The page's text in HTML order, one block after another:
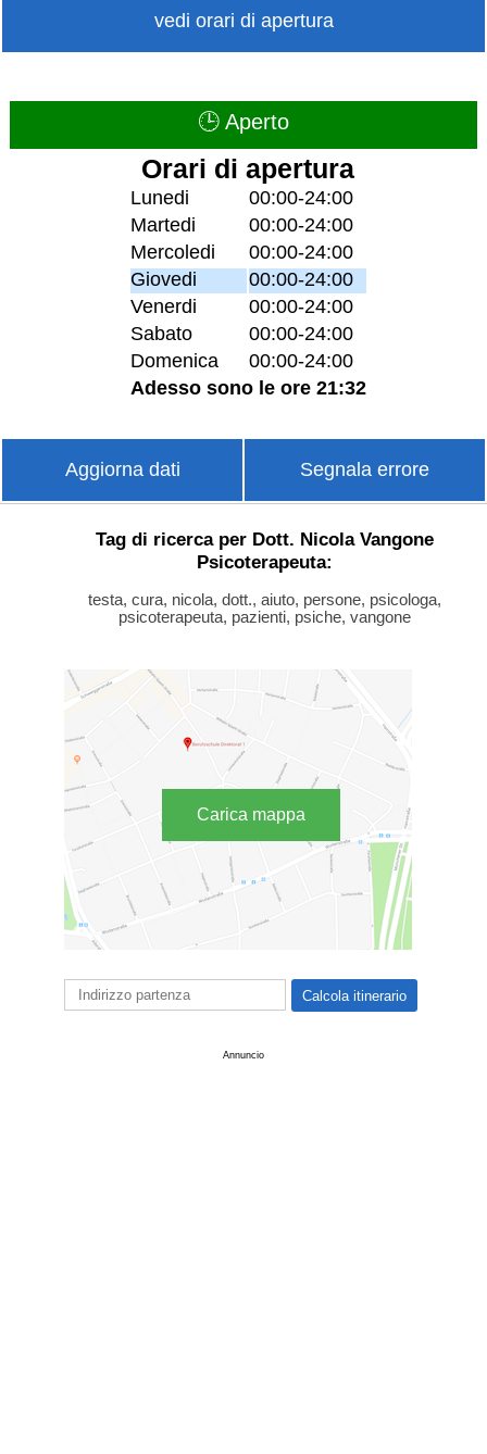
vedi orari di apertura
🕒 Aperto
Orari di apertura
Lunedi
00:00-24:00
Martedi
00:00-24:00
Mercoledi
00:00-24:00
Giovedi
00:00-24:00
Venerdi
00:00-24:00
Sabato
00:00-24:00
Domenica
00:00-24:00
Adesso sono le ore 21:32
Aggiorna dati Segnala errore
Tag di ricerca per Dott. Nicola Vangone
Psicoterapeuta:
testa, cura, nicola, dott., aiuto, persone, psicologa,
psicoterapeuta, pazienti, psiche, vangone
Carica mappa
Annuncio